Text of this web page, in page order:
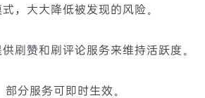
，大大降低被发现的风险。
刷赞和刷评论服务来维持活跃度。
分服务可即时生效。